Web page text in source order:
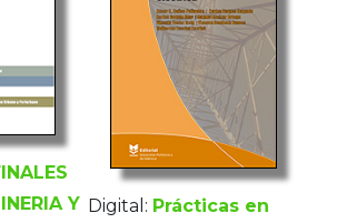
Y Digital: Prácticas en